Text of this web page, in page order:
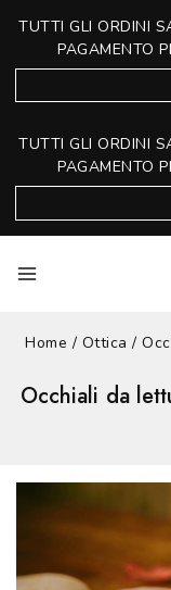
TUTTI GLI ORDINI
PAGAMENTO
TUTTI GLI ORDINI
PAGAMENTO
Home / Ottica /
Occhiali da